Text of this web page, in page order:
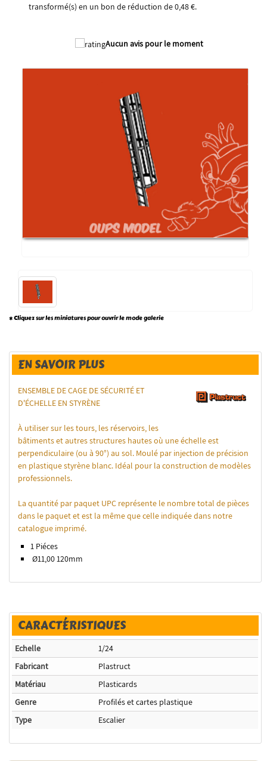
transformé(s) en un bon de réduction de0,48 €.
Aucun avis pour le moment
2026
* Cliquez sur les miniatures pour ouvrir le mode galerie
EN SAVOIR PLUS
ENSEMBLE DE CAGE DE SÉCURITÉ ET
D'ÉCHELLE EN STYRÈNE
À utiliser sur les tours, les réservoirs, les
bâtiments et autres structures hautes où une échelle est
perpendiculaire (ou à 90°) au sol. Moulé par injection de précision
en plastique styrène blanc. Idéal pour la construction de modèles
professionnels.
La quantité par paquet UPC représente le nombre total de pièces
dans le paquet et est la même que celle indiquée dans notre
catalogue imprimé.
1 Piéces
Ø11,00 120mm
CARACTÉRISTIQUES
Echelle
1/24
Fabricant
Plastruct
Matériau
Plasticards
Genre
Profilés et cartes plastique
Type
Escalier